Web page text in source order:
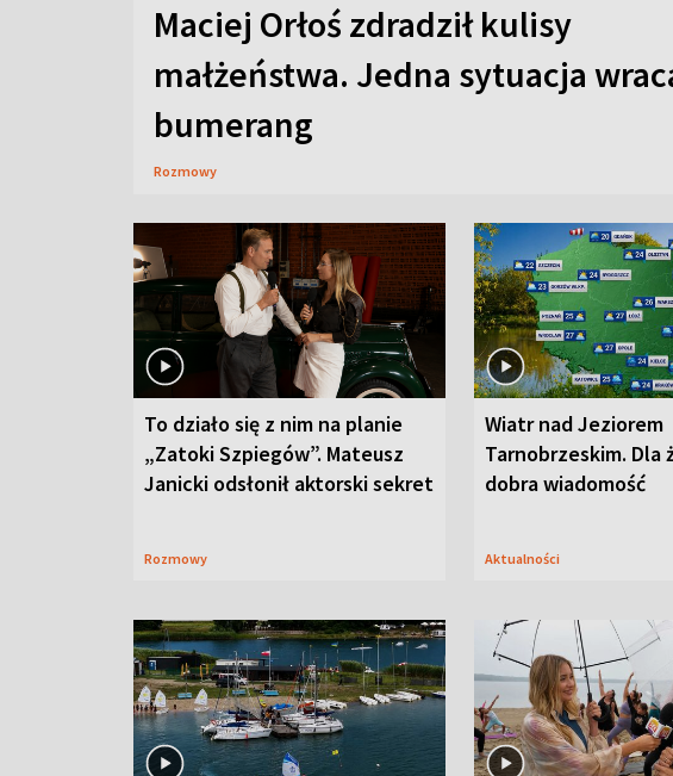
Maciej Orłoś zdradził kulisy
małżeństwa. Jedna sytuacja
bumerang
Rozmowy
To działo się z nim na planie
„Zatoki Szpiegów”. Mateusz
Janicki odsłonił aktorski sekret
Rozmowy
Wiatr nad Jeziorem
Tarnobrzeskim. Dla
dobra wiadomość
Aktualności